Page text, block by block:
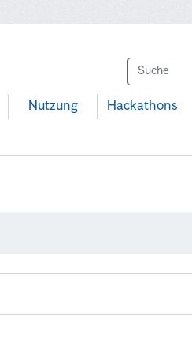
Nutzung Hackathons